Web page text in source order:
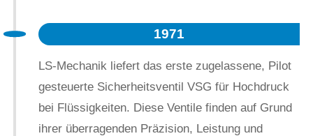
Online-Test-Systemen) entwickelt und gebaut
werden.
Als erstes Unternehmen liefert LS-Mechanik den
ersten Druckluft angetriebenen Stickstoff / Luft-
Kompressor und ebenfalls Druckluft angetriebene
1971
LS-Mechanik liefert das erste zugelassene, Pilot
gesteuerte Sicherheitsventil VSG für Hochdruck
bei Flüssigkeiten. Diese Ventile finden auf Grund
ihrer überragenden Präzision, Leistung und